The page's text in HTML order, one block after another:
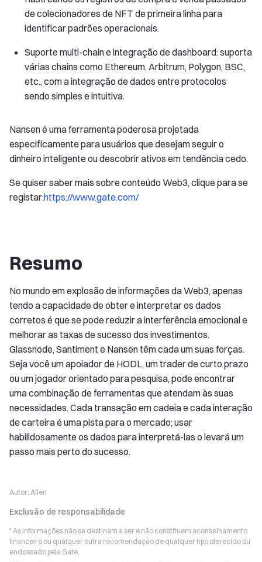
de colecionadores de NFT de primeira linha para
identificar padrões operacionais.
Suporte multi-chain e integração de dashboard: suporta
várias chains como Ethereum, Arbitrum, Polygon, BSC,
etc., com a integração de dados entre protocolos
sendo simples e intuitiva.
Nansen é uma ferramenta poderosa projetada
especificamente para usuários que desejam seguir o
dinheiro inteligente ou descobrir ativos em tendência cedo.
Se quiser saber mais sobre conteúdo Web3, clique para se
registar:https://www.gate.com/
Resumo
No mundo em explosão de informações da Web3, apenas
tendo a capacidade de obter e interpretar os dados
corretos é que se pode reduzir a interferência emocional e
melhorar as taxas de sucesso dos investimentos.
Glassnode, Santiment e Nansen têm cada um suas forças.
Seja você um apoiador de HODL, um trader de curto prazo
ou um jogador orientado para pesquisa, pode encontrar
uma combinação de ferramentas que atendam às suas
necessidades. Cada transação em cadeia e cada interação
de carteira é uma pista para o mercado; usar
habilidosamente os dados para interpretá-las o levará um
passo mais perto do sucesso.
Autor: Allen
Exclusão de responsabilidade
* As informações não se destinam a ser e não constituem aconselhamento
financeiro ou qualquer outra recomendação de qualquer tipo oferecido ou
endossado pela Gate.